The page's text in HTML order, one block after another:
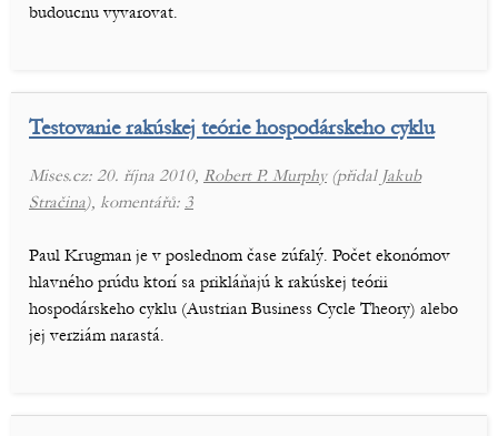
budoucnu vyvarovat.
Testovanie rakúskej teórie hospodárskeho cyklu
Mises.cz: 20. října 2010, Robert P. Murphy(přidal Jakub
Stračina), komentářů: 3
Paul Krugman je v poslednom čase zúfalý. Počet ekonómov
hlavného prúdu ktorí sa prikláňajú k rakúskej teórii
hospodárskeho cyklu (Austrian Business Cycle Theory) alebo
jej verziám narastá.